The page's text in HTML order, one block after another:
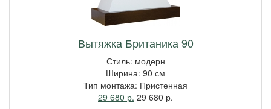
Вытяжка Британика 90
Стиль: модерн
Ширина: 90 см
Тип монтажа: Пристенная
29 680 р. 29 680 р.